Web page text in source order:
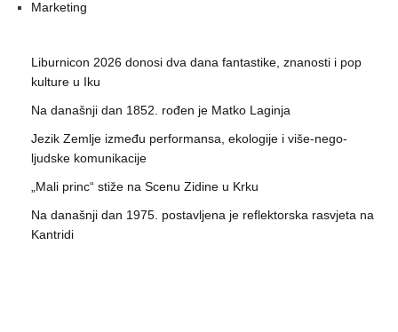
Marketing
Liburnicon 2026 donosi dva dana fantastike, znanosti i pop
kulture u Iku
Na današnji dan 1852. rođen je Matko Laginja
Jezik Zemlje između performansa, ekologije i više-nego-
ljudske komunikacije
„Mali princ“ stiže na Scenu Zidine u Krku
Na današnji dan 1975. postavljena je reflektorska rasvjeta na
Kantridi